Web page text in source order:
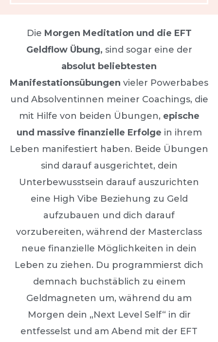
Die Morgen Meditation und die EFT
Geldflow Übung, sind sogar eine der
absolut beliebtesten
Manifestationsübungen vieler Powerbabes
und Absolventinnen meiner Coachings, die
mit Hilfe von beiden Übungen, epische
und massive finanzielle Erfolge in ihrem
Leben manifestiert haben. Beide Übungen
sind darauf ausgerichtet, dein
Unterbewusstsein darauf auszurichten
eine High Vibe Beziehung zu Geld
aufzubauen und dich darauf
vorzubereiten, während der Masterclass
neue finanzielle Möglichkeiten in dein
Leben zu ziehen. Du programmierst dich
demnach buchstäblich zu einem
Geldmagneten um, während du am
Morgen dein „Next Level Self“ in dir
entfesselst und am Abend mit der EFT